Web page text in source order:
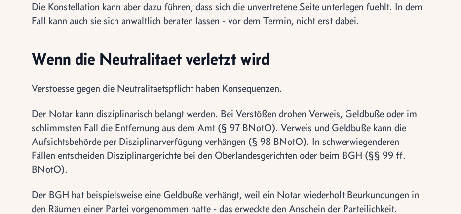
Die Konstellation kann aber dazu führen, dass sich die unvertretene Seite unterlegen fuehlt. In dem
Fall kann auch sie sich anwaltlich beraten lassen - vor dem Termin, nicht erst dabei.
Wenn die Neutralitaet verletzt wird
Verstoesse gegen die Neutralitaetspflicht haben Konsequenzen.
Der Notar kann disziplinarisch belangt werden. Bei Verstößen drohen Verweis, Geldbuße oder im
schlimmsten Fall die Entfernung aus dem Amt (§ 97 BNotO). Verweis und Geldbuße kann die
Aufsichtsbehörde per Disziplinarverfügung verhängen (§ 98 BNotO). In schwerwiegenderen
Fällen entscheiden Disziplinargerichte bei den Oberlandesgerichten oder beim BGH (§§ 99 ff.
BNotO).
Der BGH hat beispielsweise eine Geldbuße verhängt, weil ein Notar wiederholt Beurkundungen in
den Räumen einer Partei vorgenommen hatte - das erweckte den Anschein der Parteilichkeit.